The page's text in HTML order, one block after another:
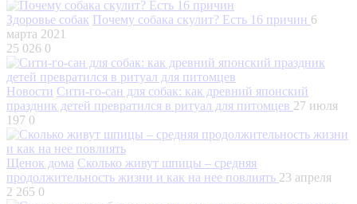
Здоровье собак Почему собака скулит? Есть 16 причин 6
марта 2021
25 026 0
Новости Сити-го-сан для собак: как древний японский
праздник детей превратился в ритуал для питомцев 27 июля
197 0
Щенок дома Сколько живут шпицы – средняя
продолжительность жизни и как на нее повлиять 23 апреля
2 265 0